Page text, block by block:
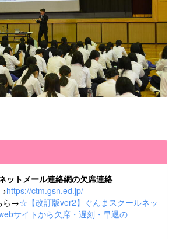
ットメール連絡網の欠席連絡
https://ctm.gsn.ed.jp/
ら→☆【改訂版ver2】ぐんまスクールネッ
サイトから欠席・遅刻・早退の